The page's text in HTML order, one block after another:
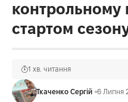
контрольному
стартом
Ткаченко Сергій 6 Липня
1 хв. читання